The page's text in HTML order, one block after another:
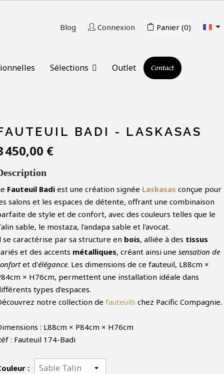
Blog Connexion Panier (0) 
Sélections Outlet Contact
BADI - LASKASAS
450,00 €
Fauteuil Badi est une création signée Laskasas conçue pour
salons et les espaces de détente, offrant une combinaison
de style et de confort, avec des couleurs telles que le
sable, le mostaza, l'andapa sable et l'avocat.
se caractérise par sa structure en bois, alliée à des tissus
et des accents métalliques, créant ainsi une sensation de
et d'élégance. Les dimensions de ce fauteuil, L88cm ×
× H76cm, permettent une installation idéale dans
types d'espaces.
notre collection de fauteuils chez Pacific Compagnie.
: L88cm × P84cm × H76cm
: Fauteuil 174-Badi
: